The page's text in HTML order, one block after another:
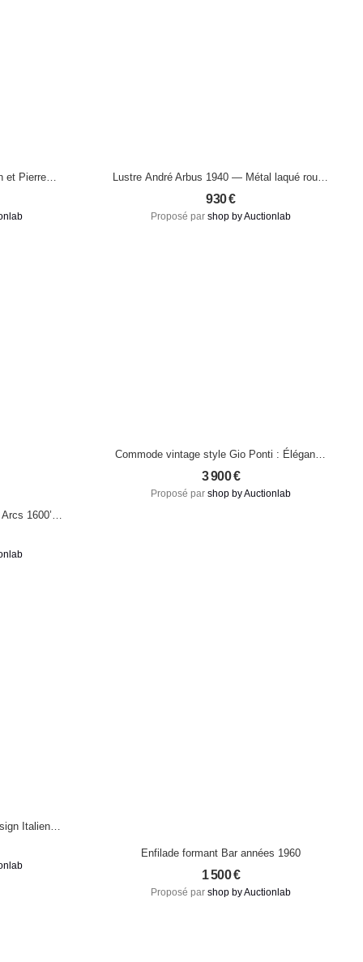
et Pierre
Lustre André Arbus 1940 — Métal laqué rouge
& Laiton, Art déco vintage
930€
Proposé par shop by Auctionlab
1600’ –
Commode vintage style Gio Ponti : Élégance
géométrique en chêne et laiton
3 900€
Proposé par shop by Auctionlab
Italien,
Enfilade formant Bar années 1960
1 500€
Proposé par shop by Auctionlab